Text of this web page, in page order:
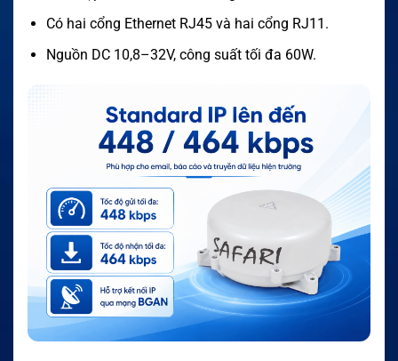
Có hai cổng Ethernet RJ45 và hai cổng RJ11.
Nguồn DC 10,8–32V, công suất tối đa 60W.